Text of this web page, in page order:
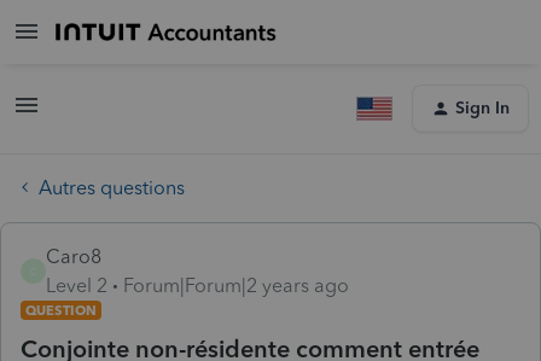
Sign In
Autres questions
Caro8
Level 2
Forum|Forum|2 years ago
QUESTION
Conjointe non-résidente comment entrée